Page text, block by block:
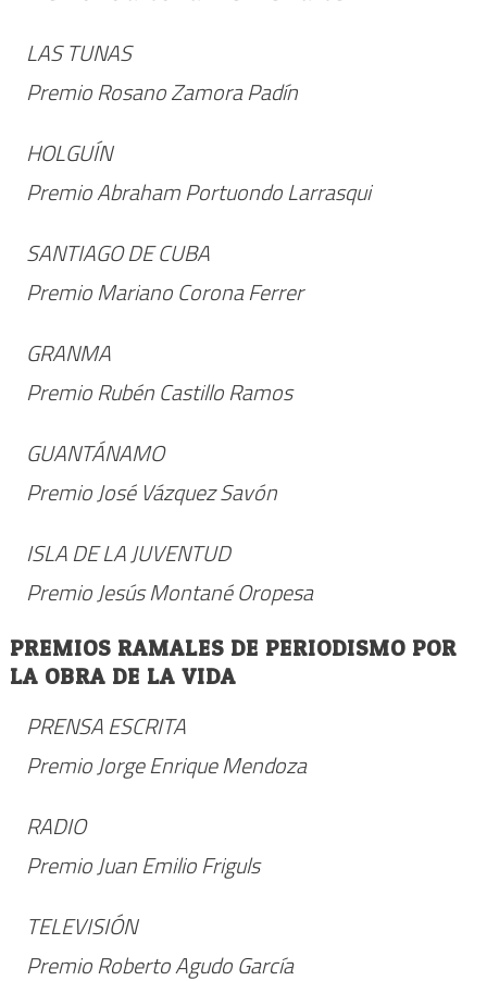
LAS TUNAS
Premio Rosano Zamora Padín
HOLGUÍN
Premio Abraham Portuondo Larrasqui
SANTIAGO DE CUBA
Premio Mariano Corona Ferrer
GRANMA
Premio Rubén Castillo Ramos
GUANTÁNAMO
Premio José Vázquez Savón
ISLA DE LA JUVENTUD
Premio Jesús Montané Oropesa
PREMIOS RAMALES DE PERIODISMO POR
LA OBRA DE LA VIDA
PRENSA ESCRITA
Premio Jorge Enrique Mendoza
RADIO
Premio Juan Emilio Friguls
TELEVISIÓN
Premio Roberto Agudo García